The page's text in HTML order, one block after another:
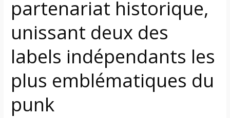
partenariat historique,
unissant deux des
labels indépendants les
plus emblématiques du
punk
emblématiques
du
punk